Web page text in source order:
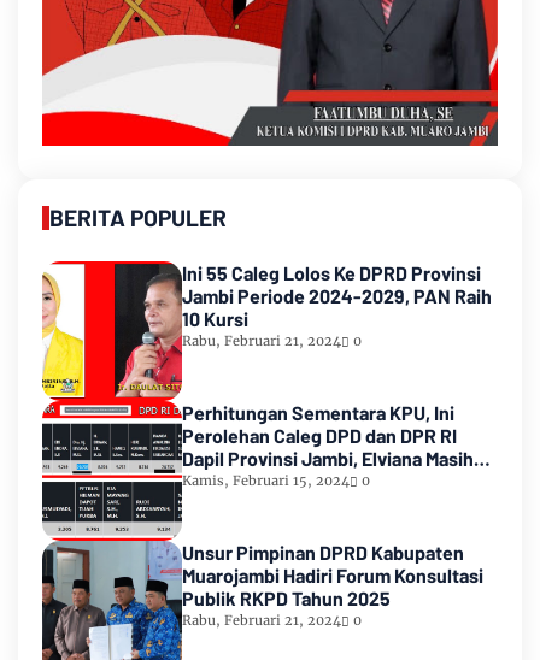
BERITA POPULER
Ini 55 Caleg Lolos Ke DPRD Provinsi
Jambi Periode 2024-2029, PAN Raih
10 Kursi
Rabu, Februari 21, 2024 0
Perhitungan Sementara KPU, Ini
Perolehan Caleg DPD dan DPR RI
Dapil Provinsi Jambi, Elviana Masih
Urutan Kedua Teratas
Kamis, Februari 15, 2024 0
Unsur Pimpinan DPRD Kabupaten
Muarojambi Hadiri Forum Konsultasi
Publik RKPD Tahun 2025
Rabu, Februari 21, 2024 0